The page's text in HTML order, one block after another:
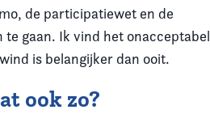
de participatiewet en de
gaan. Ik vind het onacceptabel
is belangijker dan ooit.
ook zo?